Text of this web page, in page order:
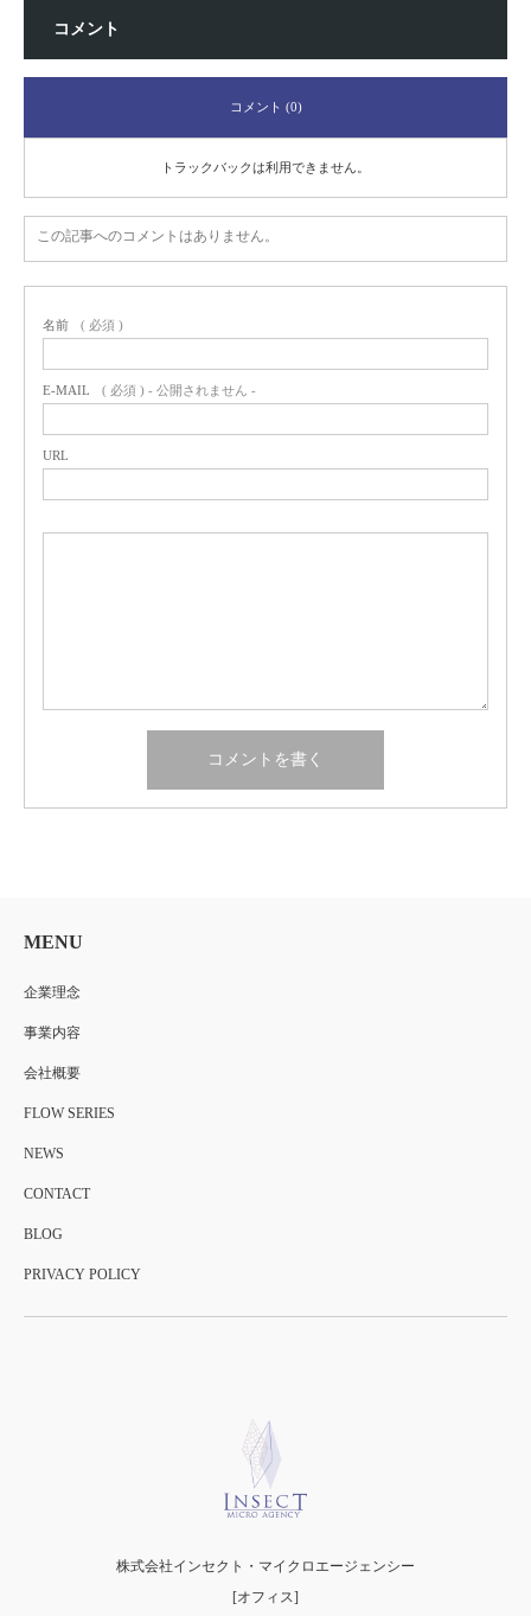
コメント
コメント (0)
トラックバックは利用できません。
この記事へのコメントはありません。
名前 ( 必須 )
E-MAIL ( 必須 ) - 公開されません -
URL
MENU
企業理念
事業内容
会社概要
FLOW SERIES
NEWS
CONTACT
BLOG
PRIVACY POLICY
株式会社インセクト・マイクロエージェンシー
[オフィス]